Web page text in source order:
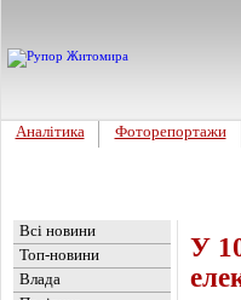
Аналітика Фоторепортажи
Всі новини
Топ-новини
Влада
У